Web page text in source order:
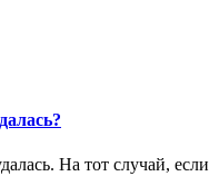
На тот случай, если